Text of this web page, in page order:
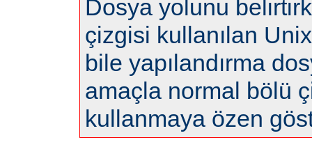
Dosya yolunu
çizgisi kullanılan
bile yapılandırma
amaçla normal bölü
kullanmaya özen